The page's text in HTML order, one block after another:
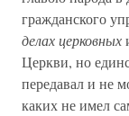
гражданского
делах церковных
Церкви, но
передавал и не
каких не имел